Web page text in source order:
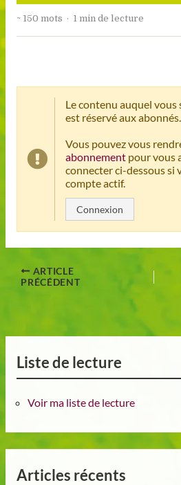
~ 150 mots · 1 min de lecture
Le contenu auquel vous
est réservé aux abonnés.
Vous pouvez vous
abonnementpour vous
connecter ci-dessous si
compte actif.
Connexion
ARTICLE
PRÉCÉDENT
Liste de lecture
Voir ma liste de lecture
Articles récents